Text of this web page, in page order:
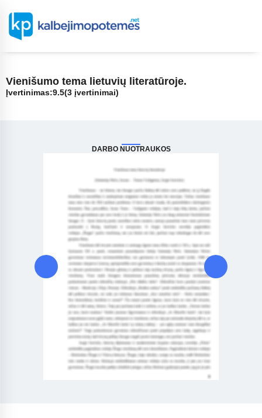
Vienišumo tema lietuvių literatūroje.
Įvertinimas:9.5(3 įvertinimai)
DARBO NUOTRAUKOS